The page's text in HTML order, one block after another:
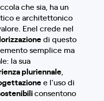
che sia, ha un
e architettonico
Enel crede nel
di questo
semplice ma
la sua
pluriennale,
e l'uso di
consentono